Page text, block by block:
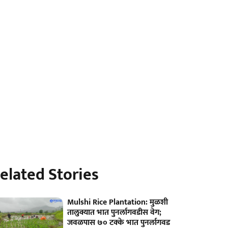
Stories
Mulshi Rice Plantation: मुळशी
तालुक्यात भात पुनर्लागवडीस वेग;
जवळपास ७० टक्के भात पुनर्लागवड